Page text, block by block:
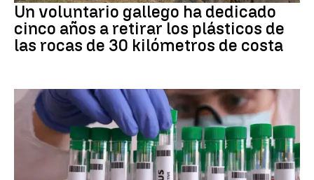
Un voluntario gallego ha dedicado
cinco años a retirar los plásticos de
las rocas de 30 kilómetros de costa